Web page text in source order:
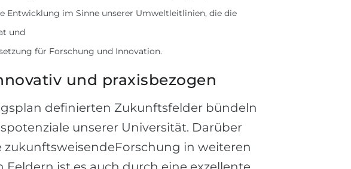
Entwicklung im Sinne unserer Umweltleitlinien, die die
und
für Forschung und Innovation.
und praxisbezogen
definierten Zukunftsfelder bündeln
unserer Universität. Darüber
zukunftsweisendeForschung in weiteren